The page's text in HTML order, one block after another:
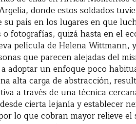
donde estos soldados
su país en los lugares en que
fotografías, quizá hasta en el
película de Helena Wittmann,
que parecen alejadas del
adoptar un enfoque poco
alta carga de abstracción,
a través de una técnica
cierta lejanía y establecer
lo que cobran mayor relieve el